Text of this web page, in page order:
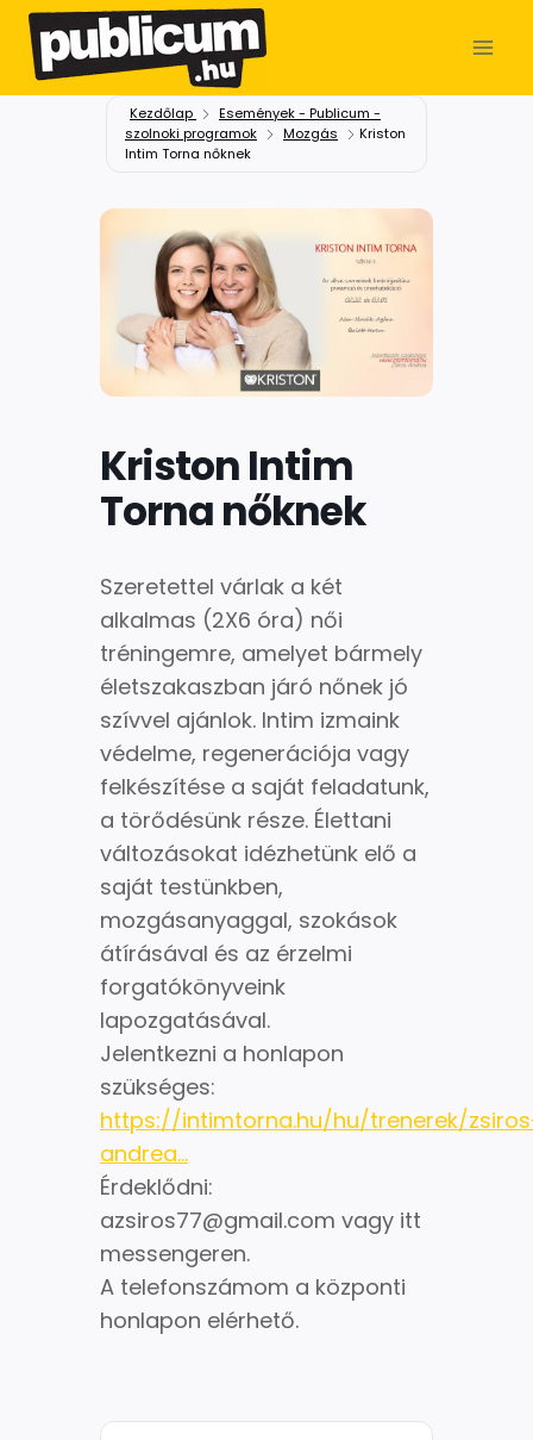
Kezdőlap
Események - Publicum -
szolnoki programok
Mozgás
Kriston
Intim Torna nőknek
Kriston Intim
Torna nőknek
Szeretettel várlak a két
alkalmas (2X6 óra) női
tréningemre, amelyet bármely
életszakaszban járó nőnek jó
szívvel ajánlok. Intim izmaink
védelme, regenerációja vagy
felkészítése a saját feladatunk,
a törődésünk része. Élettani
változásokat idézhetünk elő a
saját testünkben,
mozgásanyaggal, szokások
átírásával és az érzelmi
forgatókönyveink
lapozgatásával.
Jelentkezni a honlapon
szükséges:
https://intimtorna.hu/hu/trenerek/
andrea…
Érdeklődni:
azsiros77@gmail.com vagy itt
messengeren.
A telefonszámom a központi
honlapon elérhető.